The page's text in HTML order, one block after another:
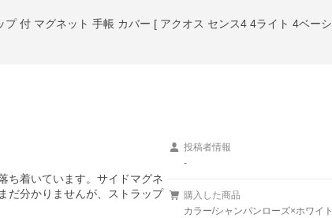
ち着いています。サイドマグネ
だ分かりませんが、ストラップ
投稿者情報
-
購入した商品
カラー/シャンパンローズ×ホワイト